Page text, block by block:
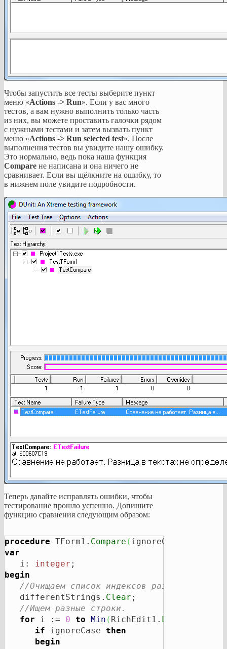
Чтобы запустить все тесты выберите пункт
меню «Actions -> Run». Если у вас много
тестов, а вам нужно выполнить только часть
из них, вы можете проставить галочки рядом
с нужными тестами и затем вызвать пункт
меню «Actions -> Run selected test». После
выполнения тестов вы увидите нашу ошибку.
Это нормально, ведь пока наша функция
Compare не написана и она ничего не
сравнивает. Если вы щёлкните на ошибку, то
в нижнем поле увидите подробности.
Теперь давайте исправлять ошибки, чтобы
тестирование прошло успешно. Допишите
функцию сравнения следующим образом:
procedure TForm1. Compare ( ignoreCase:
var
   i:
integer
begin
//Очищаем список индексов разных строк.
   differentStrings.
Clear ;
//Ищем разные строки.
for i := 0 to Min ( RichEdit1. Lines
if ignoreCase then
begin